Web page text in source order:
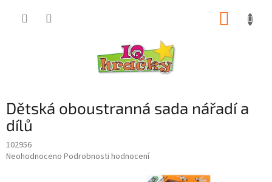
Dětská oboustranná sada nářadí a
dílů
102956
Průměrné
Neohodnoceno Podrobnosti hodnocení